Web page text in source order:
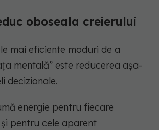
oboseala creierului
mai eficiente moduri de a
mentală” este reducerea așa-
decizionale.
energie pentru fiecare
pentru cele aparent